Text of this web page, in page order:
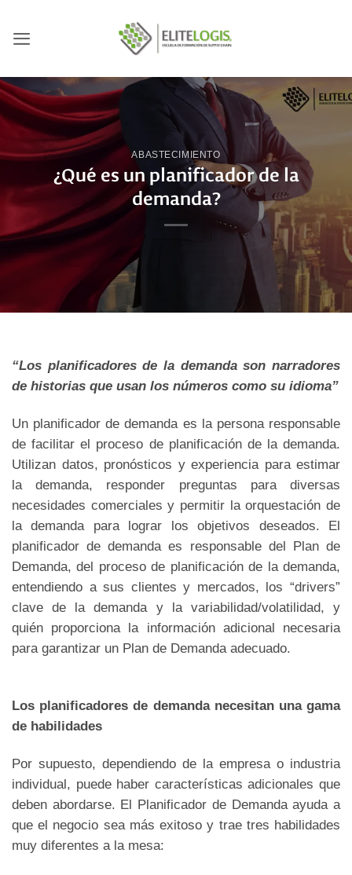
contenido
ABASTECIMIENTO
¿Qué es un planificador de la
demanda?
“Los planificadores de la demanda son narradores
de historias que usan los números como su idioma”
Un planificador de demanda es la persona responsable
de facilitar el proceso de planificación de la demanda.
Utilizan datos, pronósticos y experiencia para estimar
la demanda, responder preguntas para diversas
necesidades comerciales y permitir la orquestación de
la demanda para lograr los objetivos deseados. El
planificador de demanda es responsable del Plan de
Demanda, del proceso de planificación de la demanda,
entendiendo a sus clientes y mercados, los “drivers”
clave de la demanda y la variabilidad/volatilidad, y
quién proporciona la información adicional necesaria
para garantizar un Plan de Demanda adecuado.
Los planificadores de demanda necesitan una gama
de habilidades
Por supuesto, dependiendo de la empresa o industria
individual, puede haber características adicionales que
deben abordarse. El Planificador de Demanda ayuda a
que el negocio sea más exitoso y trae tres habilidades
muy diferentes a la mesa: